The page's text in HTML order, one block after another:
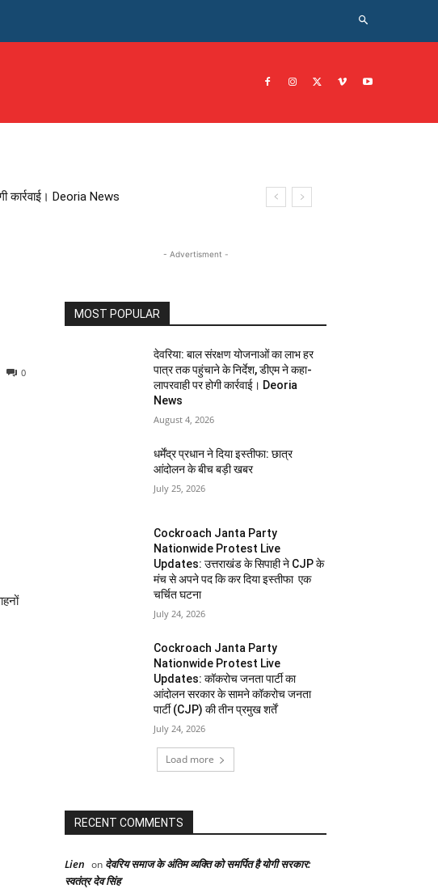
JOB नोकरी सरकारी योजना
कार्रवाई। Deoria News
0
- Advertisment -
MOST POPULAR
देवरिया: बाल संरक्षण योजनाओं का लाभ हर
पात्र तक पहुंचाने के निर्देश, डीएम ने कहा-
लापरवाही पर होगी कार्रवाई। Deoria
News
August 4, 2026
धर्मेंद्र प्रधान ने दिया इस्तीफा: छात्र
आंदोलन के बीच बड़ी खबर
July 25, 2026
Cockroach Janta Party
Nationwide Protest Live
Updates: उत्तराखंड के सिपाही ने CJP के
मंच से अपने पद कि कर दिया इस्तीफा एक
चर्चित घटना
July 24, 2026
Cockroach Janta Party
Nationwide Protest Live
Updates: कॉकरोच जनता पार्टी का
आंदोलन सरकार के सामने कॉकरोच जनता
पार्टी (CJP) की तीन प्रमुख शर्तें
July 24, 2026
Load more
RECENT COMMENTS
Lien on देवरिय समाज के अंतिम व्यक्ति को समर्पित है योगी सरकार:
स्वतंत्र देव सिंह